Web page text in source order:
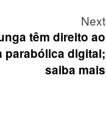
Next
têm direito ao
parabólica digital;
saiba mais